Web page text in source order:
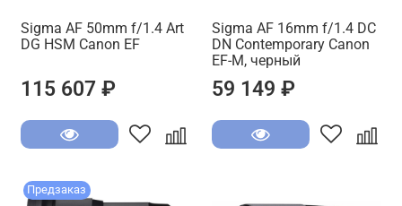
Sigma AF 50mm f/1.4 Art
DG HSM Canon EF
115 607 ₽
Sigma AF 16mm f/1.4 DC
DN Contemporary Canon
EF-M, черный
59 149 ₽
Предзаказ